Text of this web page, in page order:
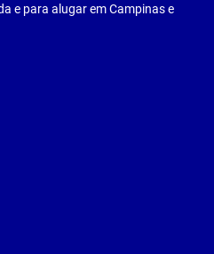
e para alugar em Campinas e